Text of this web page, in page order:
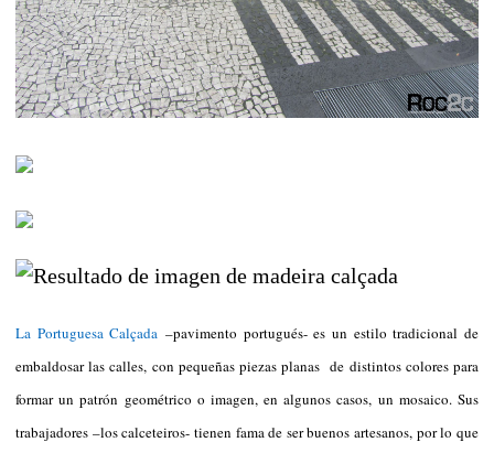
La Portuguesa Calçada –pavimento portugués- es un estilo tradicional de
embaldosar las calles, con pequeñas piezas planas de distintos colores para
formar un patrón geométrico o imagen, en algunos casos, un mosaico. Sus
trabajadores –los calceteiros- tienen fama de ser buenos artesanos, por lo que